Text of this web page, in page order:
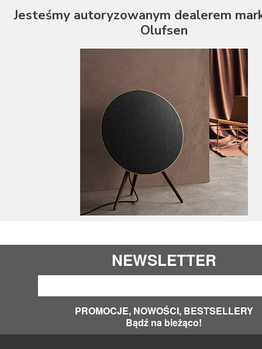
Jesteśmy autoryzowanym dealerem
Olufsen
NEWSLETTER
PROMOCJE, NOWOŚCI, BESTSELLERY
Bądź na bieżąco!